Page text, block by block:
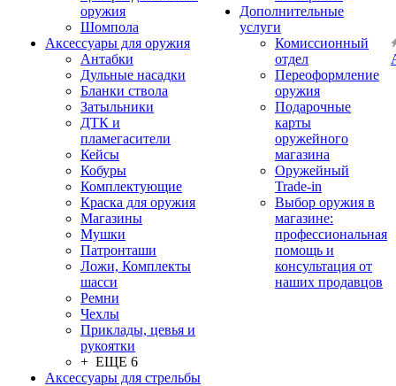
оружия
Шомпола
Аксессуары для оружия
Антабки
Дульные насадки
Бланки ствола
Затыльники
ДТК и
пламегасители
Кейсы
Кобуры
Комплектующие
Краска для оружия
Магазины
Мушки
Патронташи
Ложи, Комплекты
шасси
Ремни
Чехлы
Приклады, цевья и
рукоятки
+ ЕЩЕ 6
Аксессуары для стрельбы
Дополнительные
услуги
Комиссионный
отдел
Переоформление
оружия
Подарочные
карты
оружейного
магазина
Оружейный
Trade-in
Выбор оружия в
магазине:
профессиональная
помощь и
консультация от
наших продавцов